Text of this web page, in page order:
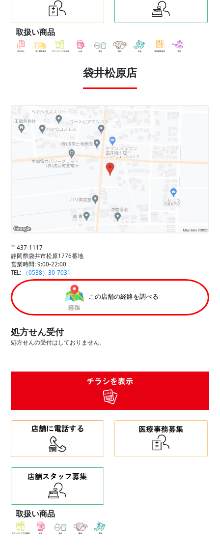
取扱い商品
袋井松原店
〒437-1117
静岡県袋井市松原1776番地
営業時間: 9:00-22:00
TEL:
（0538）30-7031
この店舗の経路を調べる
処方せん受付
処方せんの受付はしておりません。
取扱い商品